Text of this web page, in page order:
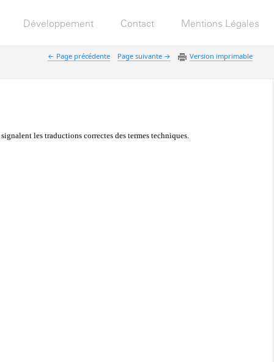
Mentions Légales
Contact
Développement
Page précédente Page suivante Version imprimable
les traductions correctes des termes techniques.